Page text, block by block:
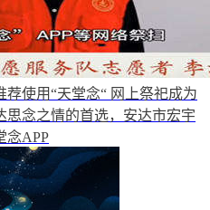
荐使用“天堂念“ 网上祭祀成为
思念之情的首选，安达市宏宇
念APP